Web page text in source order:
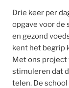
Drie keer per
opgave voor de
en gezond
kent het begrip
Met ons project
stimuleren dat
telen. De